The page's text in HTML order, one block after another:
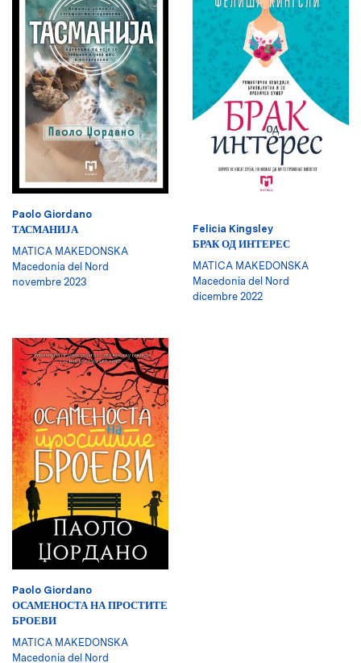
Paolo Giordano
ТАСМАНИЈА
MATICA MAKEDONSKA
Macedonia del Nord
novembre 2023
Felicia Kingsley
БРАК ОД ИНТЕРЕС
MATICA MAKEDONSKA
Macedonia del Nord
dicembre 2022
Paolo Giordano
ОСАМЕНОСТА НА ПРОСТИТЕ
БРОЕВИ
MATICA MAKEDONSKA
Macedonia del Nord